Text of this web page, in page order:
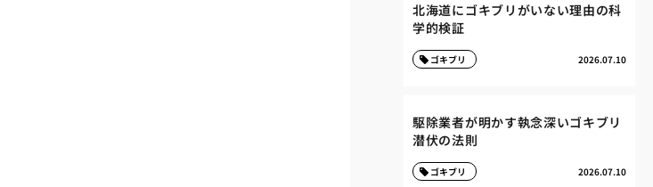
北海道にゴキブリがいない理由の科
学的検証
2026.07.10
ゴキブリ
駆除業者が明かす執念深いゴキブリ
潜伏の法則
2026.07.10
ゴキブリ